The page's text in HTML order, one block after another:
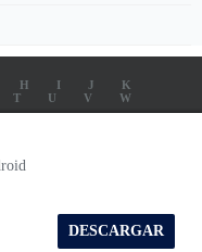
H I J
K
T V
W
Rights Reserved
DESCARGAR